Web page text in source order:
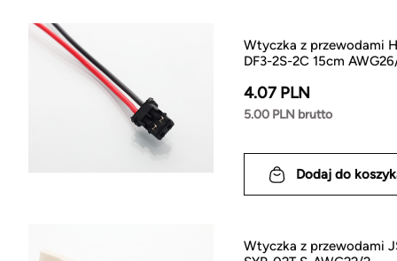
Wtyczka z przewodami
DF3-2S-2C 15cm
4.07 PLN
5.00 PLN brutto
Dodaj do
Wtyczka z przewodami